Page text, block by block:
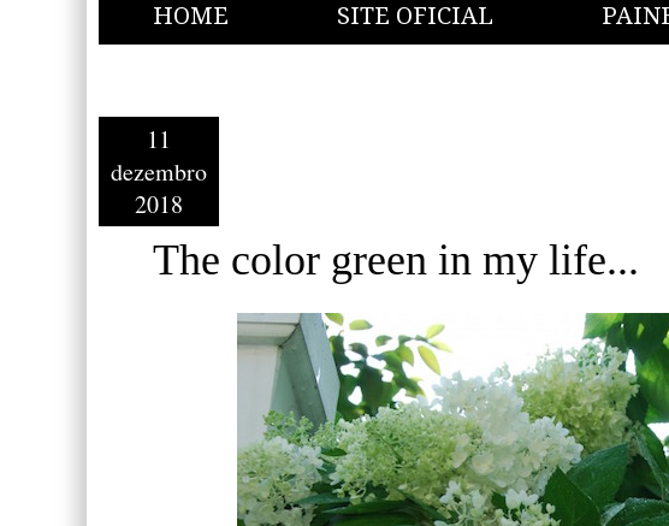
HOME SITE OFICIAL
11
dezembro
2018
The color green in my life...